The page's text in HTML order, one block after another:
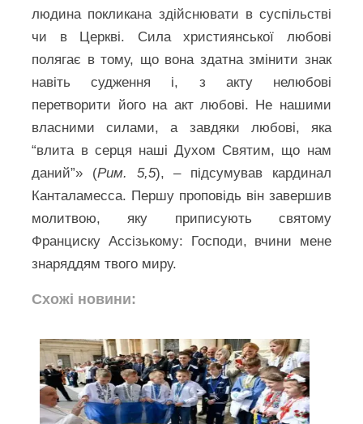
людина покликана здійснювати в суспільстві
чи в Церкві. Сила християнської любові
полягає в тому, що вона здатна змінити знак
навіть судження і, з акту нелюбові
перетворити його на акт любові. Не нашими
власними силами, а завдяки любові, яка
“влита в серця наші Духом Святим, що нам
даний”» (Рим. 5,5), – підсумував кардинал
Канталамесса. Першу проповідь він завершив
молитвою, яку приписують святому
Франциску Ассізькому: Господи, вчини мене
знаряддям твого миру.
Схожі новини: